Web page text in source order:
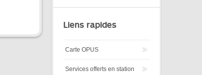
Liens rapides
Carte OPUS
Services offerts en station